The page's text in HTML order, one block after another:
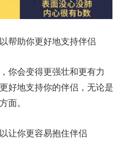
帮助你更好地支持伴侣
你会变得更强壮和更有力
好地支持你的伴侣，无论是
面。
让你更容易抱住伴侣